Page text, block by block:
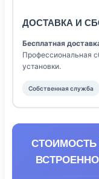
ДОСТАВКА И
Бесплатная
Профессиональная
установки.
Собственная служба
СТОИМОСТЬ